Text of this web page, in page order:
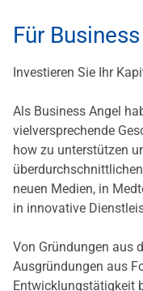
Für
Investieren Sie Ihr
Als Business Angel
vielversprechende
how zu unterstützen
neuen Medien, in
in innovative
Von Gründungen aus
Ausgründungen aus
Entwicklungstätigkeit